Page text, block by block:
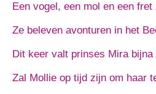
Een vogel, een mol en een
Ze beleven avonturen in het
Dit keer valt prinses Mira bijna
Zal Mollie op tijd zijn om haar